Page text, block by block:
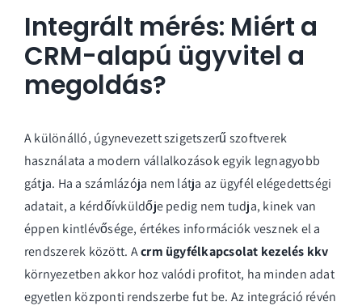
Integrált mérés: Miért a
CRM-alapú ügyvitel a
megoldás?
A különálló, úgynevezett szigetszerű szoftverek
használata a modern vállalkozások egyik legnagyobb
gátja. Ha a számlázója nem látja az ügyfél elégedettségi
adatait, a kérdőívküldője pedig nem tudja, kinek van
éppen kintlévősége, értékes információk vesznek el a
rendszerek között. Acrm ügyfélkapcsolat kezelés kkv
környezetben akkor hoz valódi profitot, ha minden adat
egyetlen központi rendszerbe fut be. Az integráció révén